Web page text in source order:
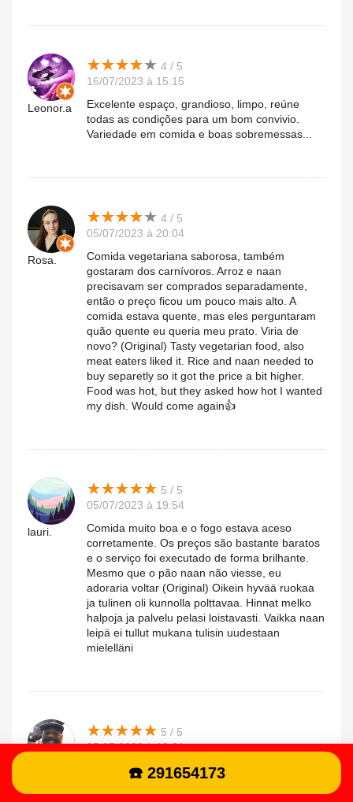
Leonor.a
★★★★★
★★★★★ 4 / 5
16/07/2023 à 15:15
Excelente espaço, grandioso, limpo, reúne
todas as condições para um bom convivio.
Variedade em comida e boas sobremessas...
Rosa.
★★★★★
★★★★★ 4 / 5
05/07/2023 à 20:04
Comida vegetariana saborosa, também
gostaram dos carnívoros. Arroz e naan
precisavam ser comprados separadamente,
então o preço ficou um pouco mais alto. A
comida estava quente, mas eles perguntaram
quão quente eu queria meu prato. Viria de
novo? (Original) Tasty vegetarian food, also
meat eaters liked it. Rice and naan needed to
buy separetly so it got the price a bit higher.
Food was hot, but they asked how hot I wanted
my dish. Would come again👍
lauri.
★★★★★
★★★★★ 5 / 5
05/07/2023 à 19:54
Comida muito boa e o fogo estava aceso
corretamente. Os preços são bastante baratos
e o serviço foi executado de forma brilhante.
Mesmo que o pão naan não viesse, eu
adoraria voltar (Original) Oikein hyvää ruokaa
ja tulinen oli kunnolla polttavaa. Hinnat melko
halpoja ja palvelu pelasi loistavasti. Vaikka naan
leipä ei tullut mukana tulisin uudestaan
mielelläni
★★★★★
★★★★★ 5 / 5
05/07/2023 à 19:01
Voltamos para almoçar, já que o jantar estava
☎️ 291654173